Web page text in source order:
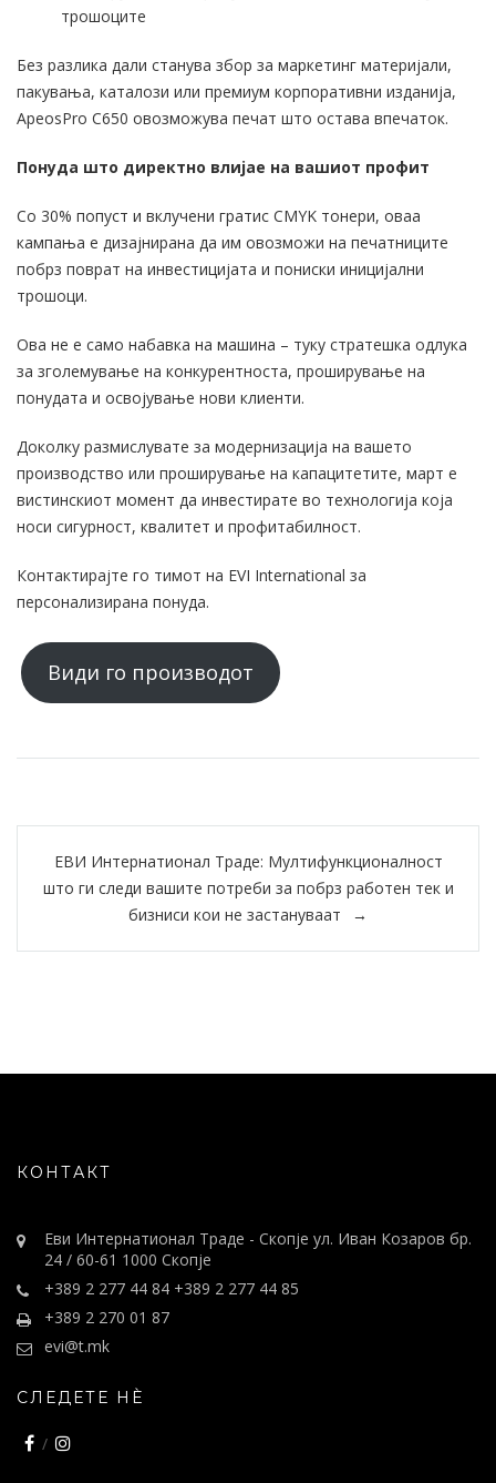
трошоците
Без разлика дали станува збор за маркетинг материјали,
пакувања, каталози или премиум корпоративни изданија,
ApeosPro C650 овозможува печат што остава впечаток.
Понуда што директно влијае на вашиот профит
Со 30% попуст и вклучени гратис CMYK тонери, оваа
кампања е дизајнирана да им овозможи на печатниците
побрз поврат на инвестицијата и пониски иницијални
трошоци.
Ова не е само набавка на машина – туку стратешка одлука
за зголемување на конкурентноста, проширување на
понудата и освојување нови клиенти.
Доколку размислувате за модернизација на вашето
производство или проширување на капацитетите, март е
вистинскиот момент да инвестирате во технологија која
носи сигурност, квалитет и профитабилност.
Контактирајте го тимот на EVI International за
персонализирана понуда.
Види го производот
Post
navigation
ЕВИ Интернатионал Траде: Мултифункционалност
што ги следи вашите потреби за побрз работен тек и
бизниси кои не застануваат
КОНТАКТ
Еви Интернатионал Траде - Скопје ул. Иван Козаров бр.
24 / 60-61 1000 Скопје
+389 2 277 44 84 +389 2 277 44 85
+389 2 270 01 87
evi@t.mk
СЛЕДЕТЕ НÈ